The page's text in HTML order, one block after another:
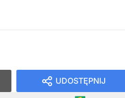
UDOSTĘPNIJ